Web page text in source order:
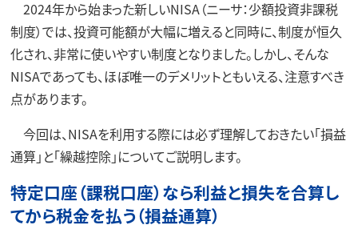
2024年から始まった新しいNISA（ニーサ：少額投資非課税
制度）では、投資可能額が大幅に増えると同時に、制度が恒久
化され、非常に使いやすい制度となりました。しかし、そんな
NISAであっても、ほぼ唯一のデメリットともいえる、注意すべき
点があります。
今回は、NISAを利用する際には必ず理解しておきたい「損益
通算」と「繰越控除」についてご説明します。
特定口座（課税口座）なら利益と損失を合算し
てから税金を払う（損益通算）